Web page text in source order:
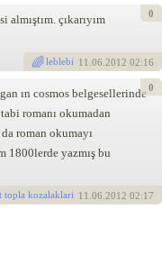
çıkarıyım
leblebi 11.06.2012 02:16
0
ın cosmos belgesellerinde
romanı okumadan
roman okumayı
1800lerde yazmış bu
topla kozalaklari 11.06.2012 02:17
0